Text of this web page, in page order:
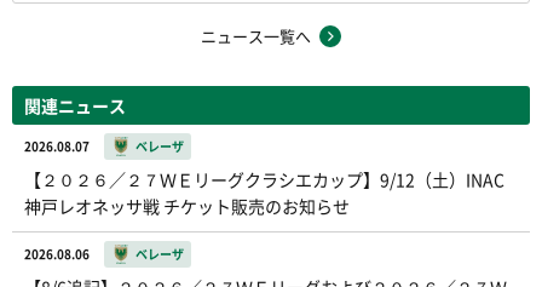
ニュース一覧へ
関連ニュース
2026.08.07 ベレーザ
【２０２６／２７ＷＥリーグクラシエカップ】9/12（土）INAC
神戸レオネッサ戦 チケット販売のお知らせ
2026.08.06 ベレーザ